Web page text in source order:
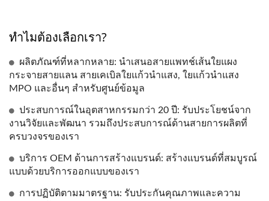
ทำไมต้องเลือกเรา?
ผลิตภัณฑ์ที่หลากหลาย: นำเสนอสายแพทช์เส้นใยแผง
กระจายสายแลน สายเคเบิลใยแก้วนำแสง, ใยแก้วนำแสง
MPO และอื่นๆ สำหรับศูนย์ข้อมูล
ประสบการณ์ในอุตสาหกรรมกว่า 20 ปี: รับประโยชน์จาก
งานวิจัยและพัฒนา รวมถึงประสบการณ์ด้านสายการผลิตที่
ครบวงจรของเรา
บริการ OEM ด้านการสร้างแบรนด์: สร้างแบรนด์ที่สมบูรณ์
แบบด้วยบริการออกแบบของเรา
การปฏิบัติตามมาตรฐาน: รับประกันคุณภาพและความ